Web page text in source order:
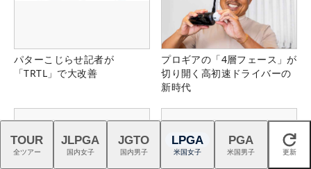
パターこじらせ記者が
「TRTL」で大改善
プロギアの「4層フェース」が
切り開く高初速ドライバーの
新時代
閉じる
TOUR
全ツアー
JLPGA
国内女子
JGTO
国内男子
LPGA
米国女子
PGA
米国男子 更新